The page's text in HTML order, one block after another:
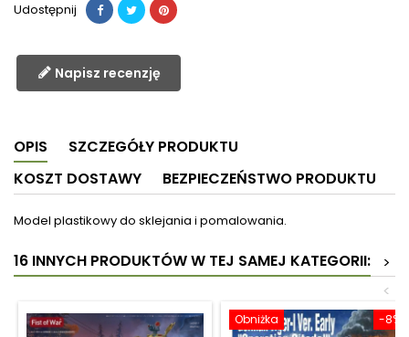
Udostępnij
Napisz recenzję
OPIS
SZCZEGÓŁY PRODUKTU
KOSZT DOSTAWY
BEZPIECZEŃSTWO PRODUKTU
Model plastikowy do sklejania i pomalowania.
16 INNYCH PRODUKTÓW W TEJ SAMEJ KATEGORII:
>
<
-8%
Obniżka